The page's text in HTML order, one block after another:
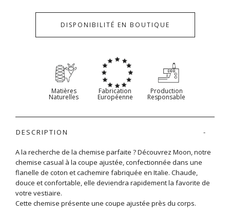
DISPONIBILITÉ EN BOUTIQUE
Matières
Naturelles
Fabrication
Européenne
Production
Responsable
DESCRIPTION
A la recherche de la chemise parfaite ? Découvrez Moon, notre
chemise casual à la coupe ajustée, confectionnée dans une
flanelle de coton et cachemire fabriquée en Italie. Chaude,
douce et confortable, elle deviendra rapidement la favorite de
votre vestiaire.
Cette chemise présente une coupe ajustée près du corps.